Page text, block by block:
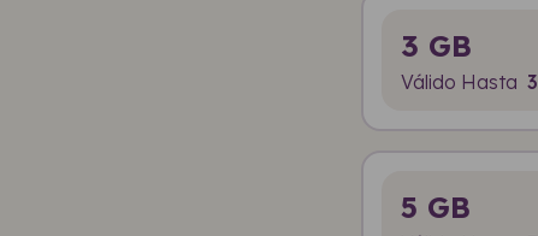
3 GB
Válido Hasta
5 GB